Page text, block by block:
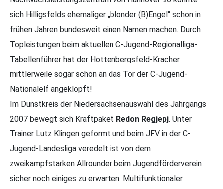
sich Hilligsfelds ehemaliger „blonder (B)Engel“ schon in
frühen Jahren bundesweit einen Namen machen. Durch
Topleistungen beim aktuellen C-Jugend-Regionalliga-
Tabellenführer hat der Hottenbergsfeld-Kracher
mittlerweile sogar schon an das Tor der C-Jugend-
Nationalelf angeklopft!
Im Dunstkreis der Niedersachsenauswahl des Jahrgangs
2007 bewegt sich Kraftpaket Redon Regjepj. Unter
Trainer Lutz Klingen geformt und beim JFV in der C-
Jugend-Landesliga veredelt ist von dem
zweikampfstarken Allrounder beim Jugendförderverein
sicher noch einiges zu erwarten. Multifunktionaler